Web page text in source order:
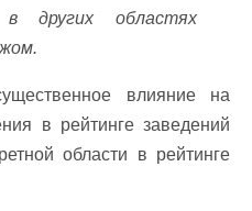
других областях
влияние на
в рейтинге заведений
области в рейтинге